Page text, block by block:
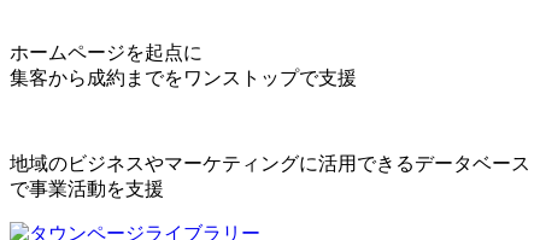
ホームページを起点に
集客から成約までをワンストップで支援
地域のビジネスやマーケティングに活用できるデータベース
で事業活動を支援